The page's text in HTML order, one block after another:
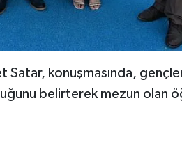
Satar, konuşmasında,
belirterek mezun olan